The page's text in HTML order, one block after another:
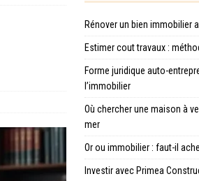
Rénover un bien immobilier
Estimer cout travaux :
Forme juridique auto-
l’immobilier
Où chercher une maison à
mer
Or ou immobilier : faut-il
Investir avec Primea